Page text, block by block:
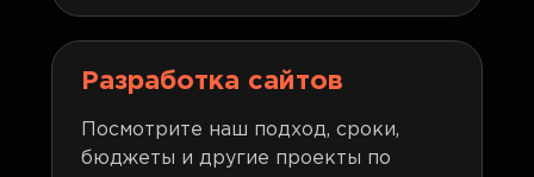
Разработка сайтов
Посмотрите наш подход, сроки,
бюджеты и другие проекты по